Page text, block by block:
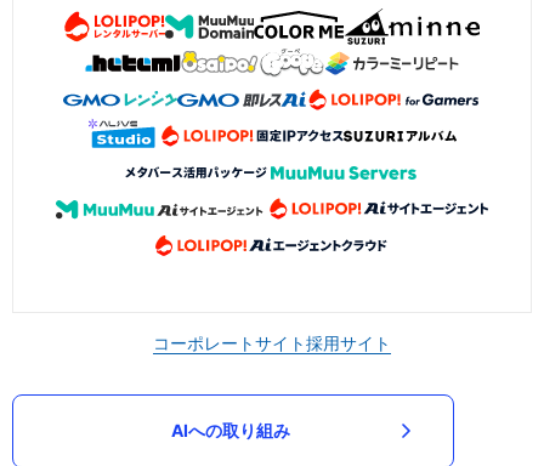
コーポレートサイト採用サイト
AIへの取り組み